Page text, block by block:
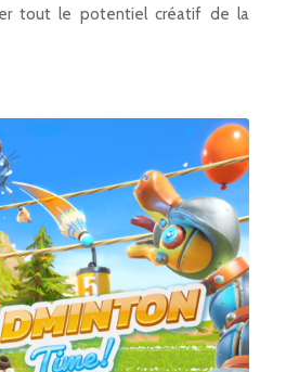
tout le potentiel créatif de la